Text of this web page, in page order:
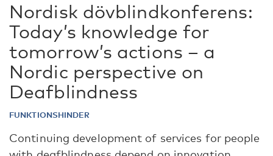
Nordisk dövblindkonferens:
Today’s knowledge for
tomorrow’s actions – a
Nordic perspective on
Deafblindness
FUNKTIONSHINDER
Continuing development of services for people